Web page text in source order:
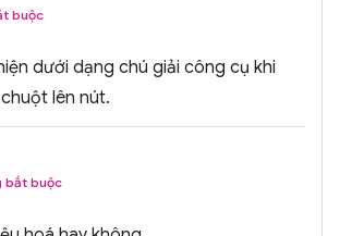
buộc
dưới dạng chú giải công cụ khi
lên nút.
bắt buộc